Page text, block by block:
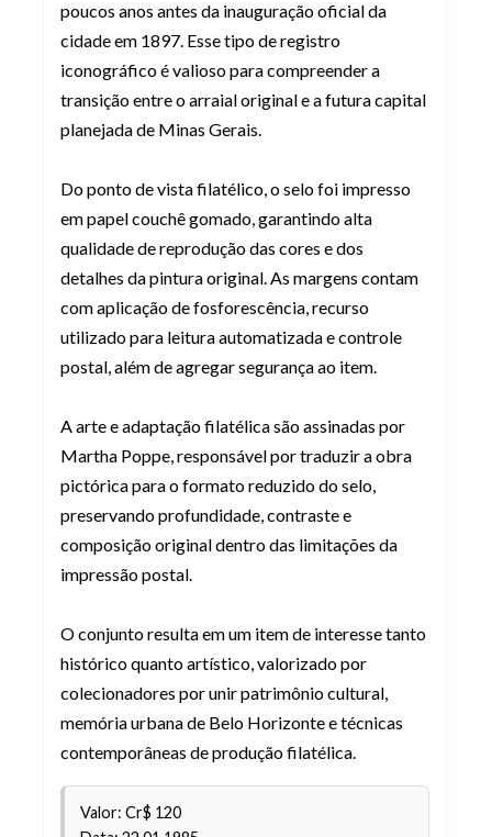
poucos anos antes da inauguração oficial da
cidade em 1897. Esse tipo de registro
iconográfico é valioso para compreender a
transição entre o arraial original e a futura capital
planejada de Minas Gerais.
Do ponto de vista filatélico, o selo foi impresso
em papel couchê gomado, garantindo alta
qualidade de reprodução das cores e dos
detalhes da pintura original. As margens contam
com aplicação de fosforescência, recurso
utilizado para leitura automatizada e controle
postal, além de agregar segurança ao item.
A arte e adaptação filatélica são assinadas por
Martha Poppe, responsável por traduzir a obra
pictórica para o formato reduzido do selo,
preservando profundidade, contraste e
composição original dentro das limitações da
impressão postal.
O conjunto resulta em um item de interesse tanto
histórico quanto artístico, valorizado por
colecionadores por unir patrimônio cultural,
memória urbana de Belo Horizonte e técnicas
contemporâneas de produção filatélica.
Valor: Cr$ 120